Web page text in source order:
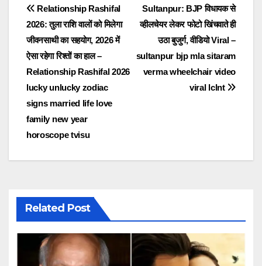
Post
navigation
Sultanpur: BJP विधायक से
व्हीलचेयर लेकर फोटो खिंचवाते ही
उठा बुजुर्ग, वीडियो Viral –
sultanpur bjp mla sitaram
verma wheelchair video
viral lclnt
Relationship Rashifal
2026: तुला राशि वालों को मिलेगा
जीवनसाथी का सहयोग, 2026 में
ऐसा रहेगा रिश्तों का हाल –
Relationship Rashifal 2026
lucky unlucky zodiac
signs married life love
family new year
horoscope tvisu
Related Post